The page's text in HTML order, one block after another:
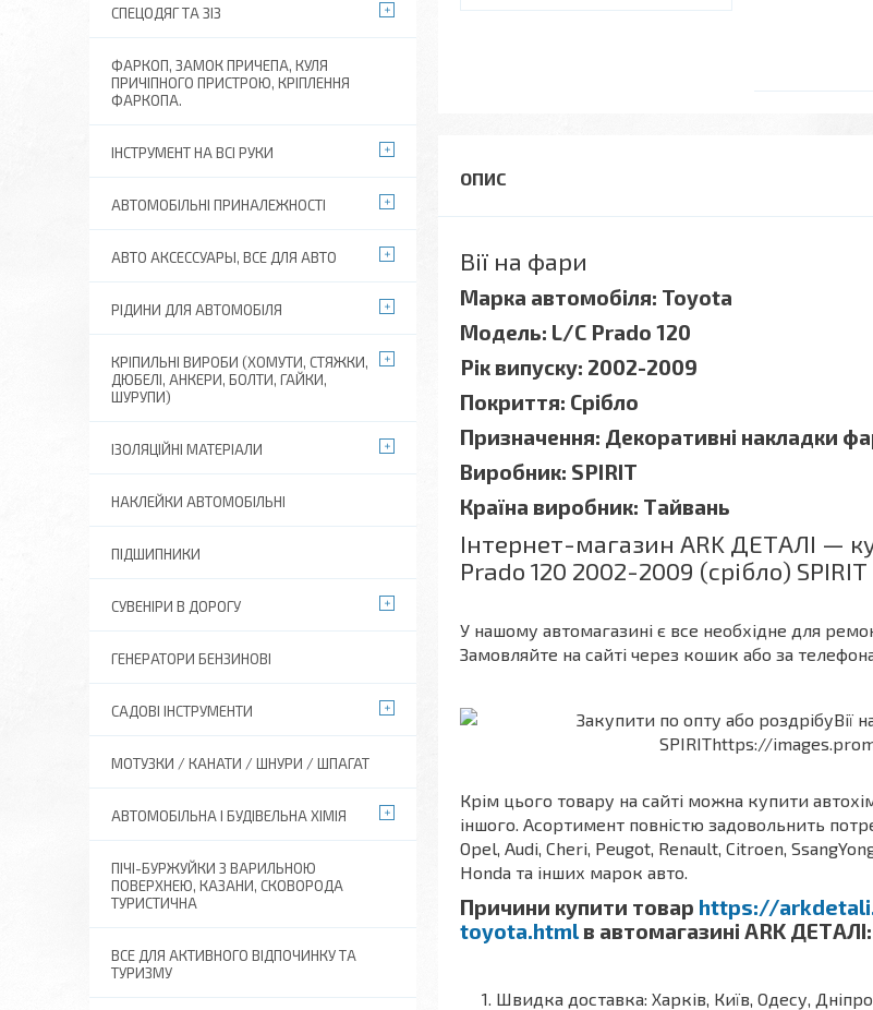
Вії на фари
Марка автомобіля: Toyota
Модель: L/C Prado 120
Рік випуску: 2002-2009
Покриття: Срібло
Призначення: Декоративні накладки
Виробник: SPIRIT
Країна виробник: Тайвань
Інтернет-магазин ARK ДЕТАЛІ —
Prado 120 2002-2009 (срібло) SPIRIT
У нашому автомагазині є все необхідне для
Замовляйте на сайті через кошик або за
Крім цього товару на сайті можна купити
іншого. Асортимент повністю задовольнить
Opel, Audi, Cheri, Peugot, Renault, Citroen,
Honda та інших марок авто.
Причини купити товар https://
toyota.htmlв автомагазині ARK ДЕТАЛІ:
Швидка доставка: Харків, Київ, Одесу,
СПЕЦОДЯГ ТА ЗІЗ
ФАРКОП, ЗАМОК ПРИЧЕПА, КУЛЯ
ПРИЧІПНОГО ПРИСТРОЮ, КРІПЛЕННЯ
ФАРКОПА.
ІНСТРУМЕНТ НА ВСІ РУКИ
АВТОМОБІЛЬНІ ПРИНАЛЕЖНОСТІ
АВТО АКСЕССУАРЫ, ВСЕ ДЛЯ АВТО
РІДИНИ ДЛЯ АВТОМОБІЛЯ
КРІПИЛЬНІ ВИРОБИ (ХОМУТИ, СТЯЖКИ,
ДЮБЕЛІ, АНКЕРИ, БОЛТИ, ГАЙКИ,
ШУРУПИ)
ІЗОЛЯЦІЙНІ МАТЕРІАЛИ
НАКЛЕЙКИ АВТОМОБІЛЬНІ
ПІДШИПНИКИ
СУВЕНІРИ В ДОРОГУ
ГЕНЕРАТОРИ БЕНЗИНОВІ
САДОВІ ІНСТРУМЕНТИ
МОТУЗКИ / КАНАТИ / ШНУРИ / ШПАГАТ
АВТОМОБІЛЬНА І БУДІВЕЛЬНА ХІМІЯ
ПІЧІ-БУРЖУЙКИ З ВАРИЛЬНОЮ
ПОВЕРХНЕЮ, КАЗАНИ, СКОВОРОДА
ТУРИСТИЧНА
ВСЕ ДЛЯ АКТИВНОГО ВІДПОЧИНКУ ТА
ТУРИЗМУ